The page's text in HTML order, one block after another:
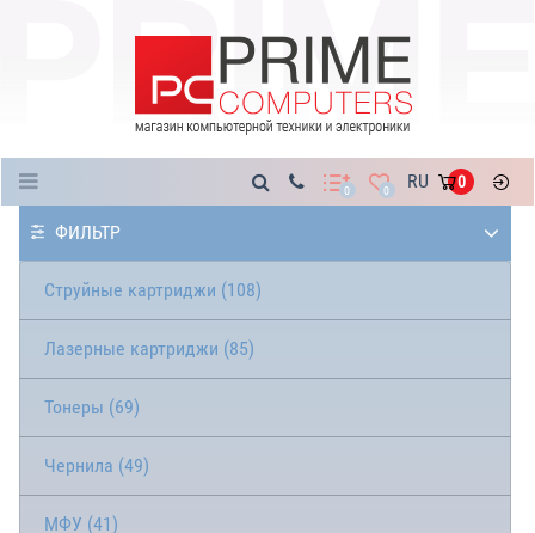
0 0 RU 0
ФИЛЬТР
Струйные картриджи (108)
Лазерные картриджи (85)
Тонеры (69)
Чернила (49)
МФУ (41)